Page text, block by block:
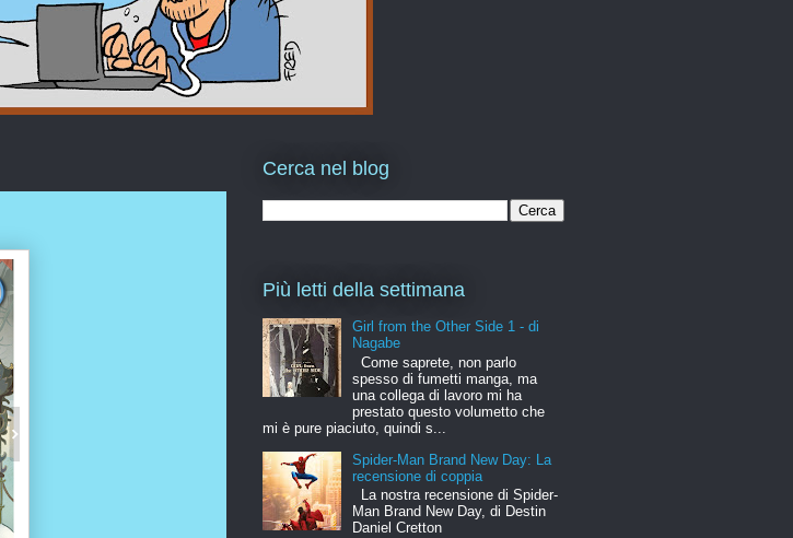
Cerca nel blog
Più letti della settimana
Girl from the Other Side 1 - di
Nagabe
Come saprete, non parlo
spesso di fumetti manga, ma
una collega di lavoro mi ha
prestato questo volumetto che
mi è pure piaciuto, quindi s...
Spider-Man Brand New Day: La
recensione di coppia
La nostra recensione di Spider-
Man Brand New Day, di Destin
Daniel Cretton